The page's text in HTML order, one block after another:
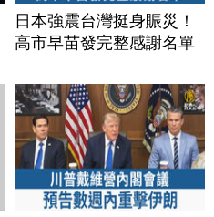
日本強震台灣挺身賑災！
高市早苗發完整感謝名單